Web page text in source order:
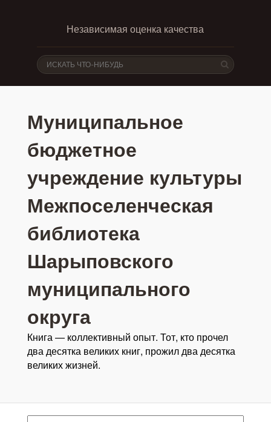
Независимая оценка качества
Муниципальное
бюджетное
учреждение культуры
Межпоселенческая
библиотека
Шарыповского
муниципального
округа
Книга — коллективный опыт. Тот, кто прочел
два десятка великих книг, прожил два десятка
великих жизней.